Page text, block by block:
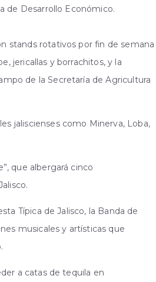
de Desarrollo Económico.
stands rotativos por fin de semana
jericallas y borrachitos, y la
de la Secretaría de Agricultura
jaliscienses como Minerva, Loba,
que albergará cinco
Típica de Jalisco, la Banda de
musicales y artísticas que
a catas de tequila en